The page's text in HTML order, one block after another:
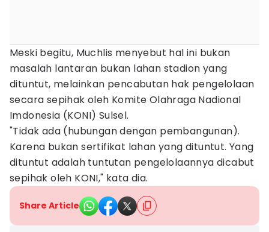
Meski begitu, Muchlis menyebut hal ini bukan
masalah lantaran bukan lahan stadion yang
dituntut, melainkan pencabutan hak pengelolaan
secara sepihak oleh Komite Olahraga Nadional
Imdonesia (KONI) Sulsel.
"Tidak ada (hubungan dengan pembangunan).
Karena bukan sertifikat lahan yang dituntut. Yang
dituntut adalah tuntutan pengelolaannya dicabut
sepihak oleh KONI," kata dia.
Share Article